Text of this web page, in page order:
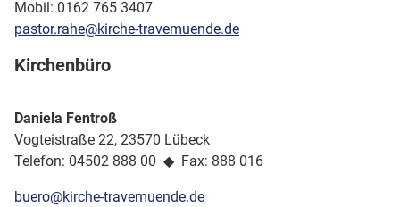
Mobil: 0162 765 3407
pastor.rahe@kirche-travemuende.de
Kirchenbüro
Daniela Fentroß
Vogteistraße 22, 23570 Lübeck
Telefon: 04502 888 00 ◆ Fax: 888 016
buero@kirche-travemuende.de